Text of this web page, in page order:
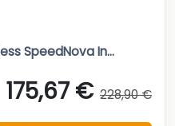
SpeedNova In...
175,67 € 228,90 €